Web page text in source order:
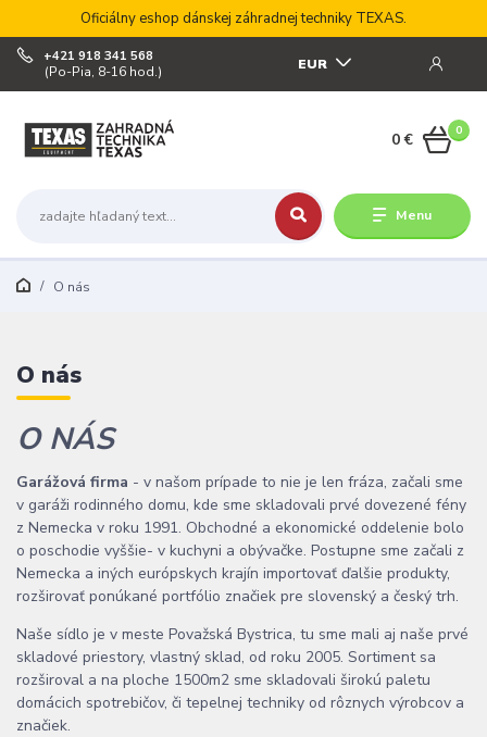
Oficiálny eshop dánskej záhradnej techniky TEXAS.
Menu
EUR
+421 918 341 568
(Po-Pia, 8-16 hod.)
0
0 €
O nás
O nás
O NÁS
Garážová firma - v našom prípade to nie je len fráza, začali sme
v garáži rodinného domu, kde sme skladovali prvé dovezené fény
z Nemecka v roku 1991. Obchodné a ekonomické oddelenie bolo
o poschodie vyššie- v kuchyni a obývačke. Postupne sme začali z
Nemecka a iných európskych krajín importovať ďalšie produkty,
rozširovať ponúkané portfólio značiek pre slovenský a český trh.
Naše sídlo je v meste Považská Bystrica, tu sme mali aj naše prvé
skladové priestory, vlastný sklad, od roku 2005. Sortiment sa
rozširoval a na ploche 1500m2 sme skladovali širokú paletu
domácich spotrebičov, či tepelnej techniky od rôznych výrobcov a
značiek.